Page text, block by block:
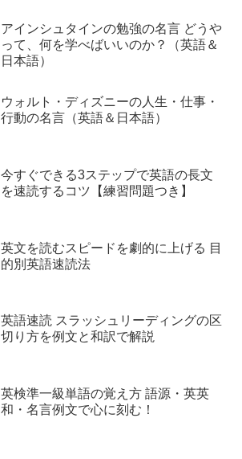
アインシュタインの勉強の名言 どうや
って、何を学べばいいのか？（英語＆
日本語）
ウォルト・ディズニーの人生・仕事・
行動の名言（英語＆日本語）
今すぐできる3ステップで英語の長文
を速読するコツ【練習問題つき】
英文を読むスピードを劇的に上げる 目
的別英語速読法
英語速読 スラッシュリーディングの区
切り方を例文と和訳で解説
英検準一級単語の覚え方 語源・英英
和・名言例文で心に刻む！